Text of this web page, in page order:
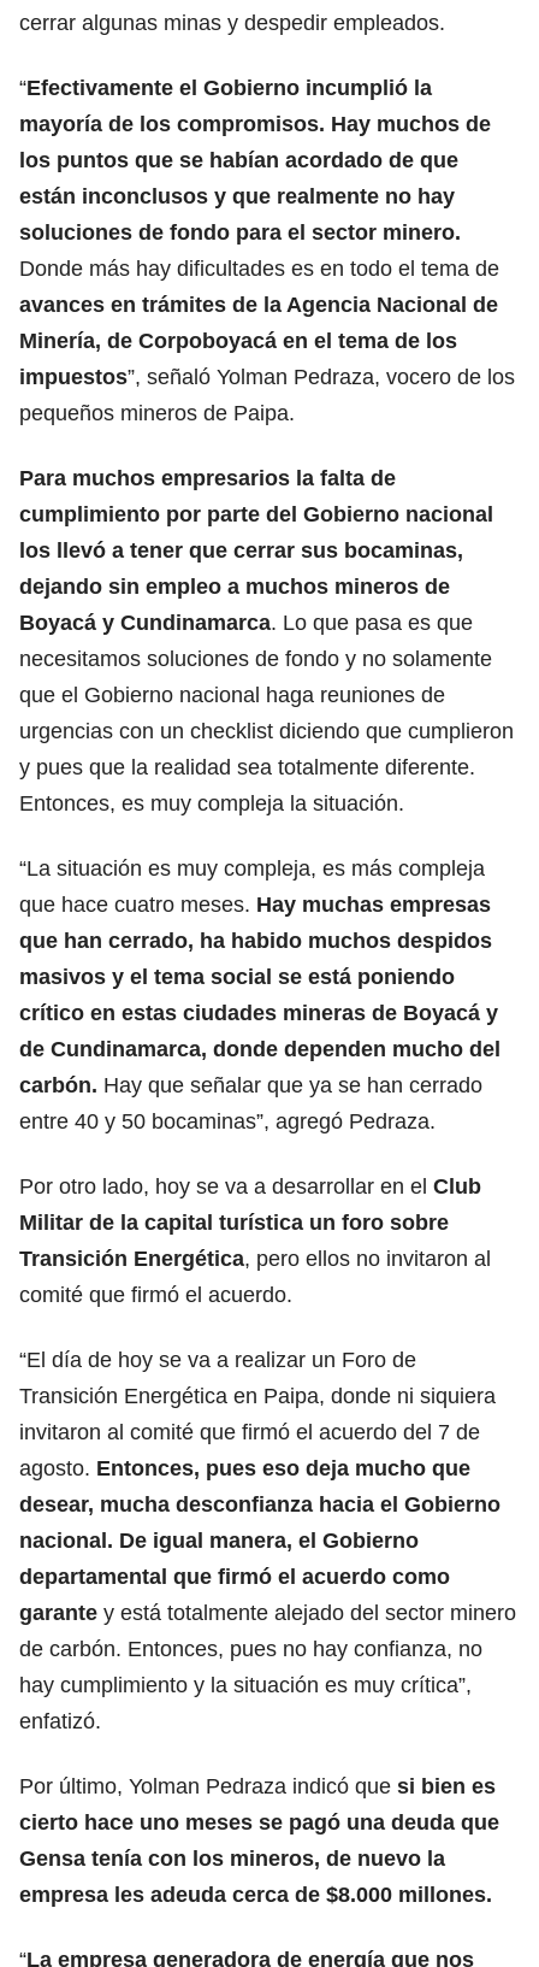
cerrar algunas minas y despedir empleados.
“Efectivamente el Gobierno incumplió la
mayoría de los compromisos. Hay muchos de
los puntos que se habían acordado de que
están inconclusos y que realmente no hay
soluciones de fondo para el sector minero.
Donde más hay dificultades es en todo el tema de
avances en trámites de la Agencia Nacional de
Minería, de Corpoboyacá en el tema de los
impuestos”, señaló Yolman Pedraza, vocero de los
pequeños mineros de Paipa.
Para muchos empresarios la falta de
cumplimiento por parte del Gobierno nacional
los llevó a tener que cerrar sus bocaminas,
dejando sin empleo a muchos mineros de
Boyacá y Cundinamarca. Lo que pasa es que
necesitamos soluciones de fondo y no solamente
que el Gobierno nacional haga reuniones de
urgencias con un checklist diciendo que cumplieron
y pues que la realidad sea totalmente diferente.
Entonces, es muy compleja la situación.
“La situación es muy compleja, es más compleja
que hace cuatro meses. Hay muchas empresas
que han cerrado, ha habido muchos despidos
masivos y el tema social se está poniendo
crítico en estas ciudades mineras de Boyacá y
de Cundinamarca, donde dependen mucho del
carbón. Hay que señalar que ya se han cerrado
entre 40 y 50 bocaminas”, agregó Pedraza.
Por otro lado, hoy se va a desarrollar en el Club
Militar de la capital turística un foro sobre
Transición Energética, pero ellos no invitaron al
comité que firmó el acuerdo.
“El día de hoy se va a realizar un Foro de
Transición Energética en Paipa, donde ni siquiera
invitaron al comité que firmó el acuerdo del 7 de
agosto. Entonces, pues eso deja mucho que
desear, mucha desconfianza hacia el Gobierno
nacional. De igual manera, el Gobierno
departamental que firmó el acuerdo como
garante y está totalmente alejado del sector minero
de carbón. Entonces, pues no hay confianza, no
hay cumplimiento y la situación es muy crítica”,
enfatizó.
Por último, Yolman Pedraza indicó que si bien es
cierto hace uno meses se pagó una deuda que
Gensa tenía con los mineros, de nuevo la
empresa les adeuda cerca de $8.000 millones.
“La empresa generadora de energía que nos